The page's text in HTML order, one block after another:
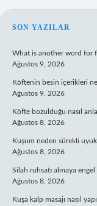
SON YAZILAR
What is another word for
Ağustos 9, 2026
Köftenin besin içerikleri
Ağustos 9, 2026
Köfte bozulduğu nasıl
Ağustos 8, 2026
Kuşum neden sürekli
Ağustos 8, 2026
Silah ruhsatı almaya
Ağustos 8, 2026
Kuşa kalp masajı nasıl